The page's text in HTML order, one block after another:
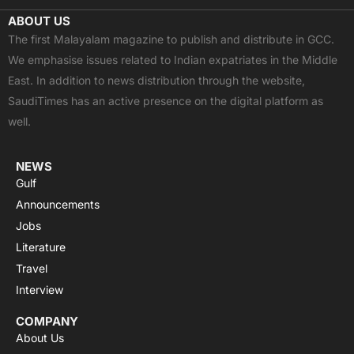
c
e
b
o
o
k
t
w
i
t
t
e
u
t
u
b
e
a
t
s
a
p
p
s
t
a
g
r
a
ABOUT US
The first Malayalam magazine to publish and distribute in GCC.
We emphasise issues related to Indian expatriates in the Middle
East. In addition to news distribution through the website,
SaudiTimes has an active presence on the digital platform as
well.
NEWS
Gulf
Announcements
Jobs
Literature
Travel
Interview
COMPANY
About Us